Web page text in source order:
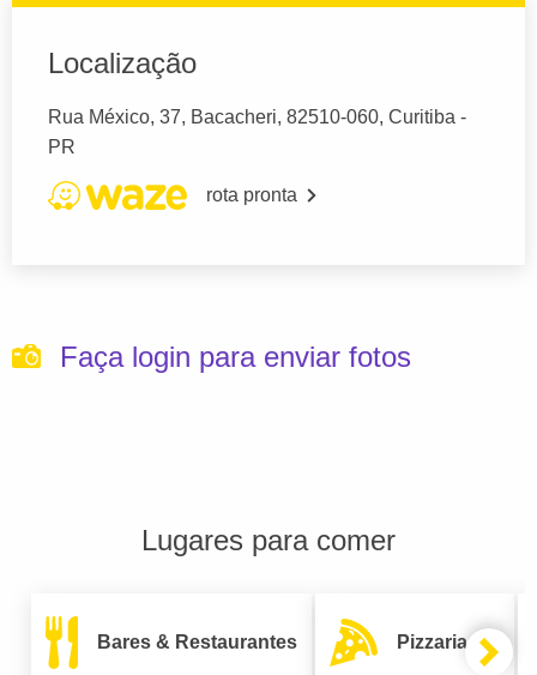
Localização
Rua México, 37, Bacacheri, 82510-060, Curitiba -
PR
rota pronta
Faça login para enviar fotos
Lugares para comer
Bares & Restaurantes Pizzarias